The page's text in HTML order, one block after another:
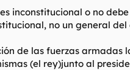
inconstitucional o no
no un general del
de las fuerzas armadas
(el rey)junto al